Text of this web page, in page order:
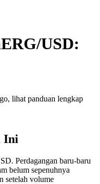
sebagai jaminannya
ERG/USD:
lihat panduan lengkap
Ini
Perdagangan baru-baru
belum sepenuhnya
setelah volume